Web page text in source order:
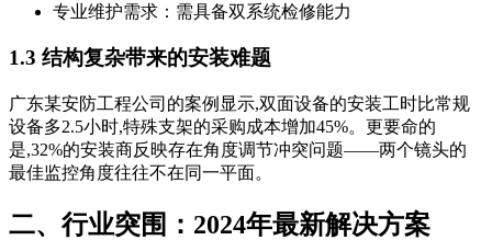
专业维护需求：需具备双系统检修能力
1.3 结构复杂带来的安装难题
广东某安防工程公司的案例显示,双面设备的安装工时比常规
设备多2.5小时,特殊支架的采购成本增加45%。更要命的
是,32%的安装商反映存在角度调节冲突问题——两个镜头的
最佳监控角度往往不在同一平面。
二、行业突围：2024年最新解决方案